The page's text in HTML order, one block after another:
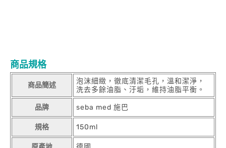
商品規格
商品簡述
泡沫細緻，徹底清潔毛孔，溫和潔淨，
洗去多餘油脂、汙垢，維持油脂平衡。
品牌 seba med 施巴
規格 150ml